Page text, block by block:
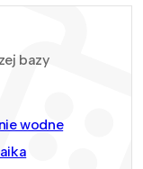
bazy
wodne